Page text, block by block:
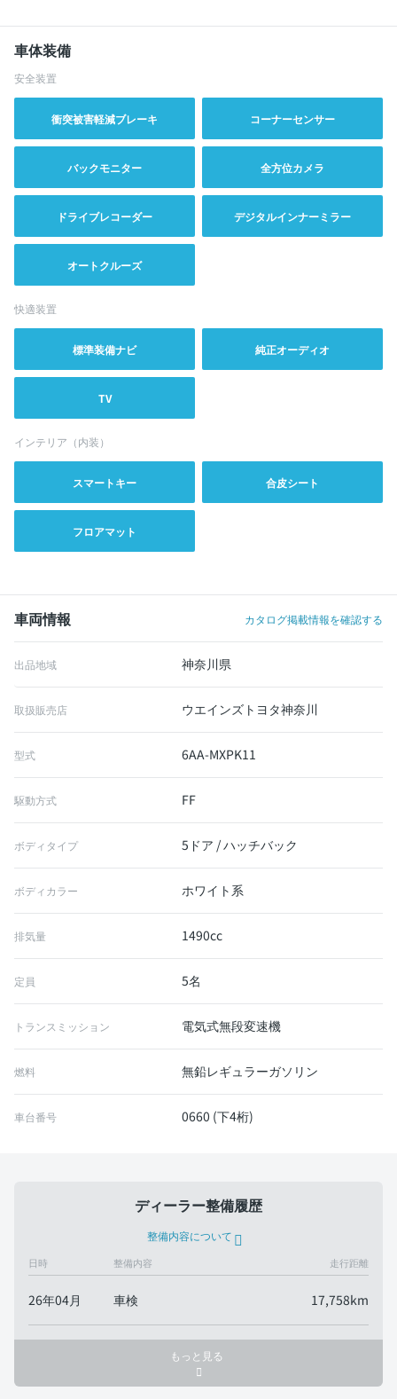
車体装備
安全装置
衝突被害軽減ブレーキ コーナーセンサー
バックモニター 全方位カメラ
ドライブレコーダー デジタルインナーミラー
オートクルーズ
快適装置
標準装備ナビ 純正オーディオ
TV
インテリア（内装）
スマートキー 合皮シート
フロアマット
車両情報 カタログ掲載情報を確認する
出品地域 神奈川県
取扱販売店 ウエインズトヨタ神奈川
型式 6AA-MXPK11
駆動方式 FF
ボディタイプ 5ドア / ハッチバック
ボディカラー ホワイト系
排気量 1490cc
定員 5名
トランスミッション 電気式無段変速機
燃料 無鉛レギュラーガソリン
車台番号 0660 (下4桁)
ディーラー整備履歴
整備内容について
日時 整備内容 走行距離
26年04月 車検 17,758km
もっと見る